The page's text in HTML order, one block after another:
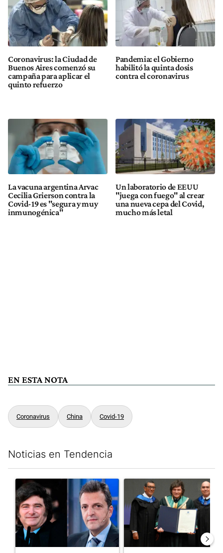
Coronavirus: la Ciudad de
Buenos Aires comenzó su
campaña para aplicar el
quinto refuerzo
Pandemia: el Gobierno
habilitó la quinta dosis
contra el coronavirus
La vacuna argentina Arvac
Cecilia Grierson contra la
Covid-19 es "segura y muy
inmunogénica"
Un laboratorio de EEUU
"juega con fuego" al crear
una nueva cepa del Covid,
mucho más letal
EN ESTA NOTA
Coronavirus China Covid-19
Noticias en Tendencia
Un artículo de tendencia con el título "Los gobernadores
Un artículo de tendencia